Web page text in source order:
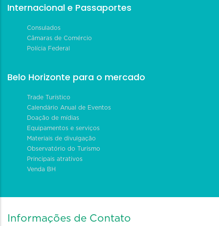
Internacional e Passaportes
Consulados
Câmaras de Comércio
Polícia Federal
Belo Horizonte para o mercado
Trade Turístico
Calendário Anual de Eventos
Doação de mídias
Equipamentos e serviços
Materiais de divulgação
Observatório do Turismo
Principais atrativos
Venda BH
Informações de Contato